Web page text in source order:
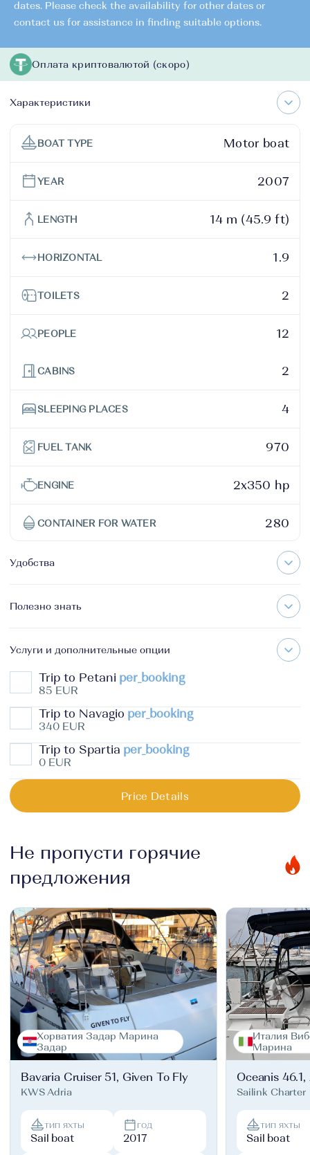
dates. Please check the availability for other dates or
contact us for assistance in finding suitable options.
Оплата криптовалютой (скоро)
Характеристики
BOAT TYPE Motor boat
YEAR 2007
LENGTH 14 m (45.9 ft)
HORIZONTAL 1.9
TOILETS 2
PEOPLE 12
CABINS 2
SLEEPING PLACES 4
FUEL TANK 970
ENGINE 2x350 hp
CONTAINER FOR WATER 280
Удобства
Полезно знать
Услуги и дополнительные опции
Trip to Petani per_booking
85 EUR
Trip to Navagio per_booking
340 EUR
Trip to Spartia per_booking
0 EUR
Price Details
Не пропусти горячие
предложения
Хорватия Задар Марина
Задар
Bavaria Cruiser 51, Given To Fly
KWS Adria
ТИП ЯХТЫ
Sail boat
ГОД
2017
Италия
Марина
Oceanis 46.1,
Sailink Charter
ТИП ЯХТЫ
Sail boat